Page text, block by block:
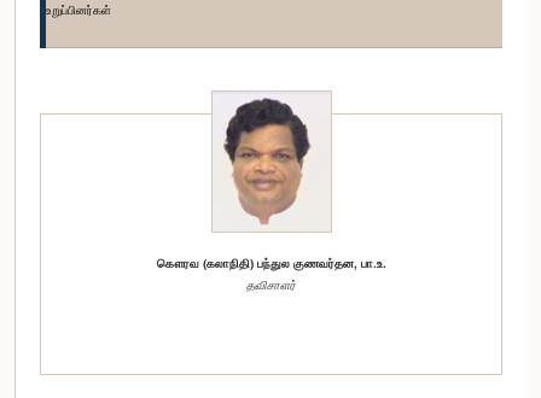
உறுப்பினர்கள்
கௌரவ (கலாநிதி) பந்துல குணவர்தன, பா.உ.
தவிசாளர்